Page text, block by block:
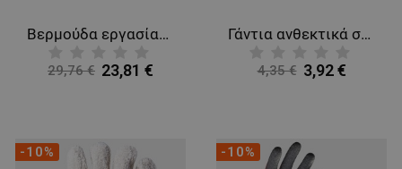
Βερμούδα εργασίας VIGOR GREY/ORANGE
29,76 € 23,81 €
Γάντια ανθεκτικά στα κοψίματα BONASIA
4,35 € 3,92 €
-10% -10%